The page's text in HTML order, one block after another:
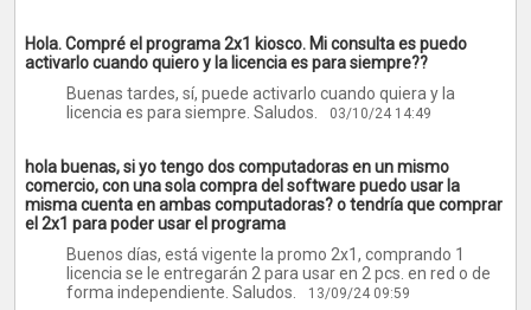
Hola. Compré el programa 2x1 kiosco. Mi consulta es puedo
activarlo cuando quiero y la licencia es para siempre??
Buenas tardes, sí, puede activarlo cuando quiera y la
licencia es para siempre. Saludos.
03/10/24 14:49
hola buenas, si yo tengo dos computadoras en un mismo
comercio, con una sola compra del software puedo usar la
misma cuenta en ambas computadoras? o tendría que comprar
el 2x1 para poder usar el programa
Buenos días, está vigente la promo 2x1, comprando 1
licencia se le entregarán 2 para usar en 2 pcs. en red o de
forma independiente. Saludos.
13/09/24 09:59